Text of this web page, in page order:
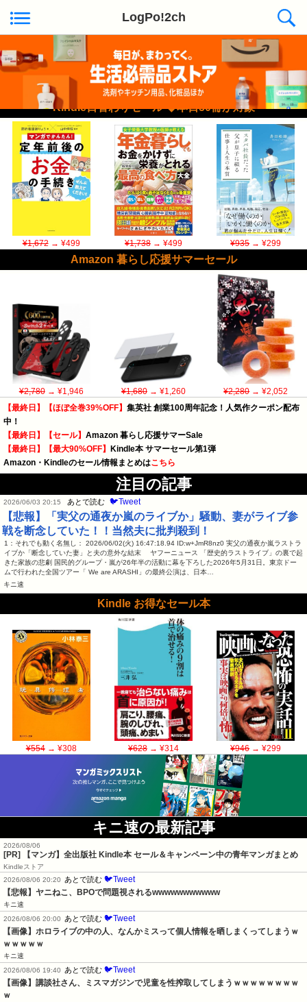
LogPo!2ch
Kindle日替わりセール ◆本日50冊が対象
¥1,672→ ¥499 ¥1,738→ ¥499 ¥935→ ¥299
Amazon 暮らし応援サマーセール
¥2,780→ ¥1,946 ¥1,680→ ¥1,260 ¥2,280→ ¥2,052
【最終日】【ほぼ全巻39%OFF】 集英社 創業100周年記念！人気作クーポン配布
中！
【最終日】【セール】 Amazon 暮らし応援サマーSale
【最終日】【最大90%OFF】
Kindle本 サマーセール第1弾
Amazon・Kindleのセール情報まとめはこちら
注目の記事
2026/06/03 20:15 あとで読む 🐦Tweet
【悲報】「実父の通夜か嵐のライブか」騒動、妻がライブ参
戦を断念していた！！当然夫に批判殺到！
1：それでも動く名無し： 2026/06/02(火) 16:47:18.94 ID:w+JmR8nz0 実父の通夜か嵐ラストラ
イブか「断念していた妻」と夫の意外な結末 ヤフーニュース 「歴史的ラストライブ」の裏で起
きた家族の悲劇 国民的グループ・嵐が26年半の活動に幕を下ろした2026年5月31日。東京ドー
ムで行われた全国ツアー「 We are ARASHI」の最終公演は、日本…
キニ速
Kindle お得なセール本
¥554→ ¥308 ¥628→ ¥314 ¥946→ ¥299
キニ速の最新記事
2026/08/06
[PR] 【マンガ】全出版社 Kindle本 セール＆キャンペーン中の青年マンガまとめ
Kindleストア
2026/08/06 20:20
あとで読む 🐦Tweet
【悲報】ヤニねこ、BPOで問題視されるwwwwwwwwwww
キニ速
2026/08/06 20:00
あとで読む 🐦Tweet
【画像】ホロライブの中の人、なんかミスって個人情報を晒しまくってしまうｗ
ｗｗｗｗｗ
キニ速
2026/08/06 19:40
あとで読む 🐦Tweet
【画像】講談社さん、ミスマガジンで児童を性搾取してしまうｗｗｗｗｗｗｗｗ
ｗ